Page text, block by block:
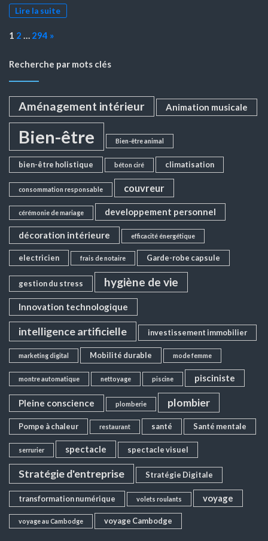
Lire la suite
Page:
1 2 … 294 Next
»
Recherche par mots clés
Aménagement intérieur Animation musicale
Bien-être Bien-être animal
bien-être holistique béton ciré climatisation
consommation responsable couvreur
cérémonie de mariage developpement personnel
décoration intérieure efficacité énergétique
electricien frais de notaire Garde-robe capsule
gestion du stress hygiène de vie
Innovation technologique
intelligence artificielle investissement immobilier
marketing digital Mobilité durable mode femme
montre automatique nettoyage piscine pisciniste
Pleine conscience plomberie plombier
Pompe à chaleur restaurant santé Santé mentale
serrurier spectacle spectacle visuel
Stratégie d'entreprise Stratégie Digitale
transformation numérique volets roulants voyage
voyage au Cambodge voyage Cambodge